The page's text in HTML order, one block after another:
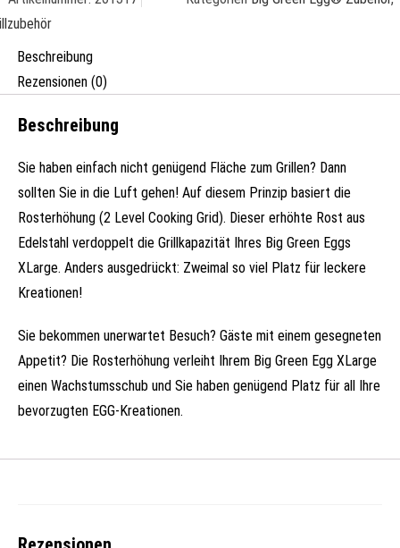
Beschreibung
Rezensionen (0)
Beschreibung
Sie haben einfach nicht genügend Fläche zum Grillen? Dann
sollten Sie in die Luft gehen! Auf diesem Prinzip basiert die
Rosterhöhung (2 Level Cooking Grid). Dieser erhöhte Rost aus
Edelstahl verdoppelt die Grillkapazität Ihres Big Green Eggs
XLarge. Anders ausgedrückt: Zweimal so viel Platz für leckere
Kreationen!
Sie bekommen unerwartet Besuch? Gäste mit einem gesegneten
Appetit? Die Rosterhöhung verleiht Ihrem Big Green Egg XLarge
einen Wachstumsschub und Sie haben genügend Platz für all Ihre
bevorzugten EGG-Kreationen.